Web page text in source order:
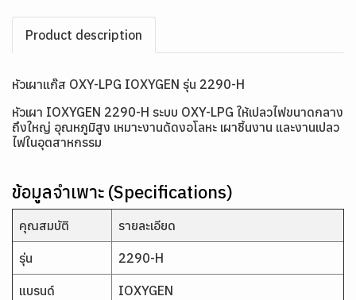
Product description
หัวเผาแก๊ส OXY-LPG IOXYGEN รุ่น 2290-H
หัวเผา IOXYGEN 2290-H ระบบ OXY-LPG ให้เปลวไฟขนาดกลาง
ถึงใหญ่ อุณหภูมิสูง เหมาะงานดัดงอโลหะ เผาชิ้นงาน และงานเปลว
ไฟในอุตสาหกรรม
ข้อมูลจำเพาะ (Specifications)
คุณสมบัติ รายละเอียด
รุ่น 2290-H
แบรนด์ IOXYGEN